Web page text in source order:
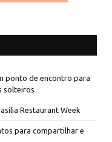
ponto de encontro para
solteiros
Restaurant Week
para compartilhar e